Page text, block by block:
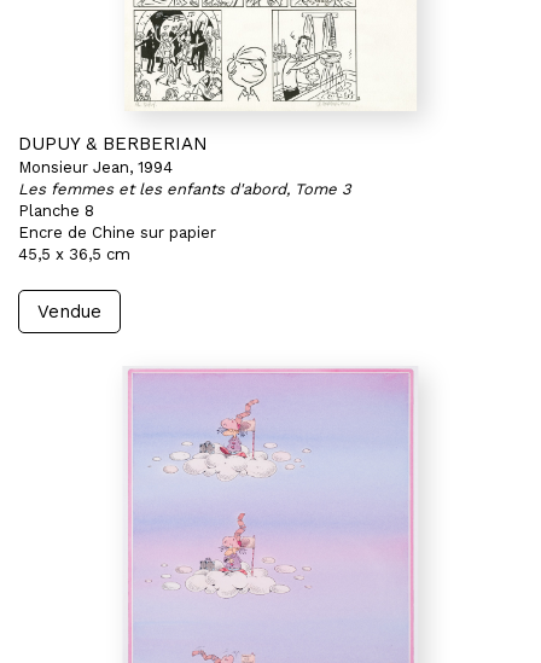
DUPUY & BERBERIAN
Monsieur Jean, 1994
Les femmes et les enfants d'abord, Tome 3
Planche 8
Encre de Chine sur papier
45,5 x 36,5 cm
Vendue